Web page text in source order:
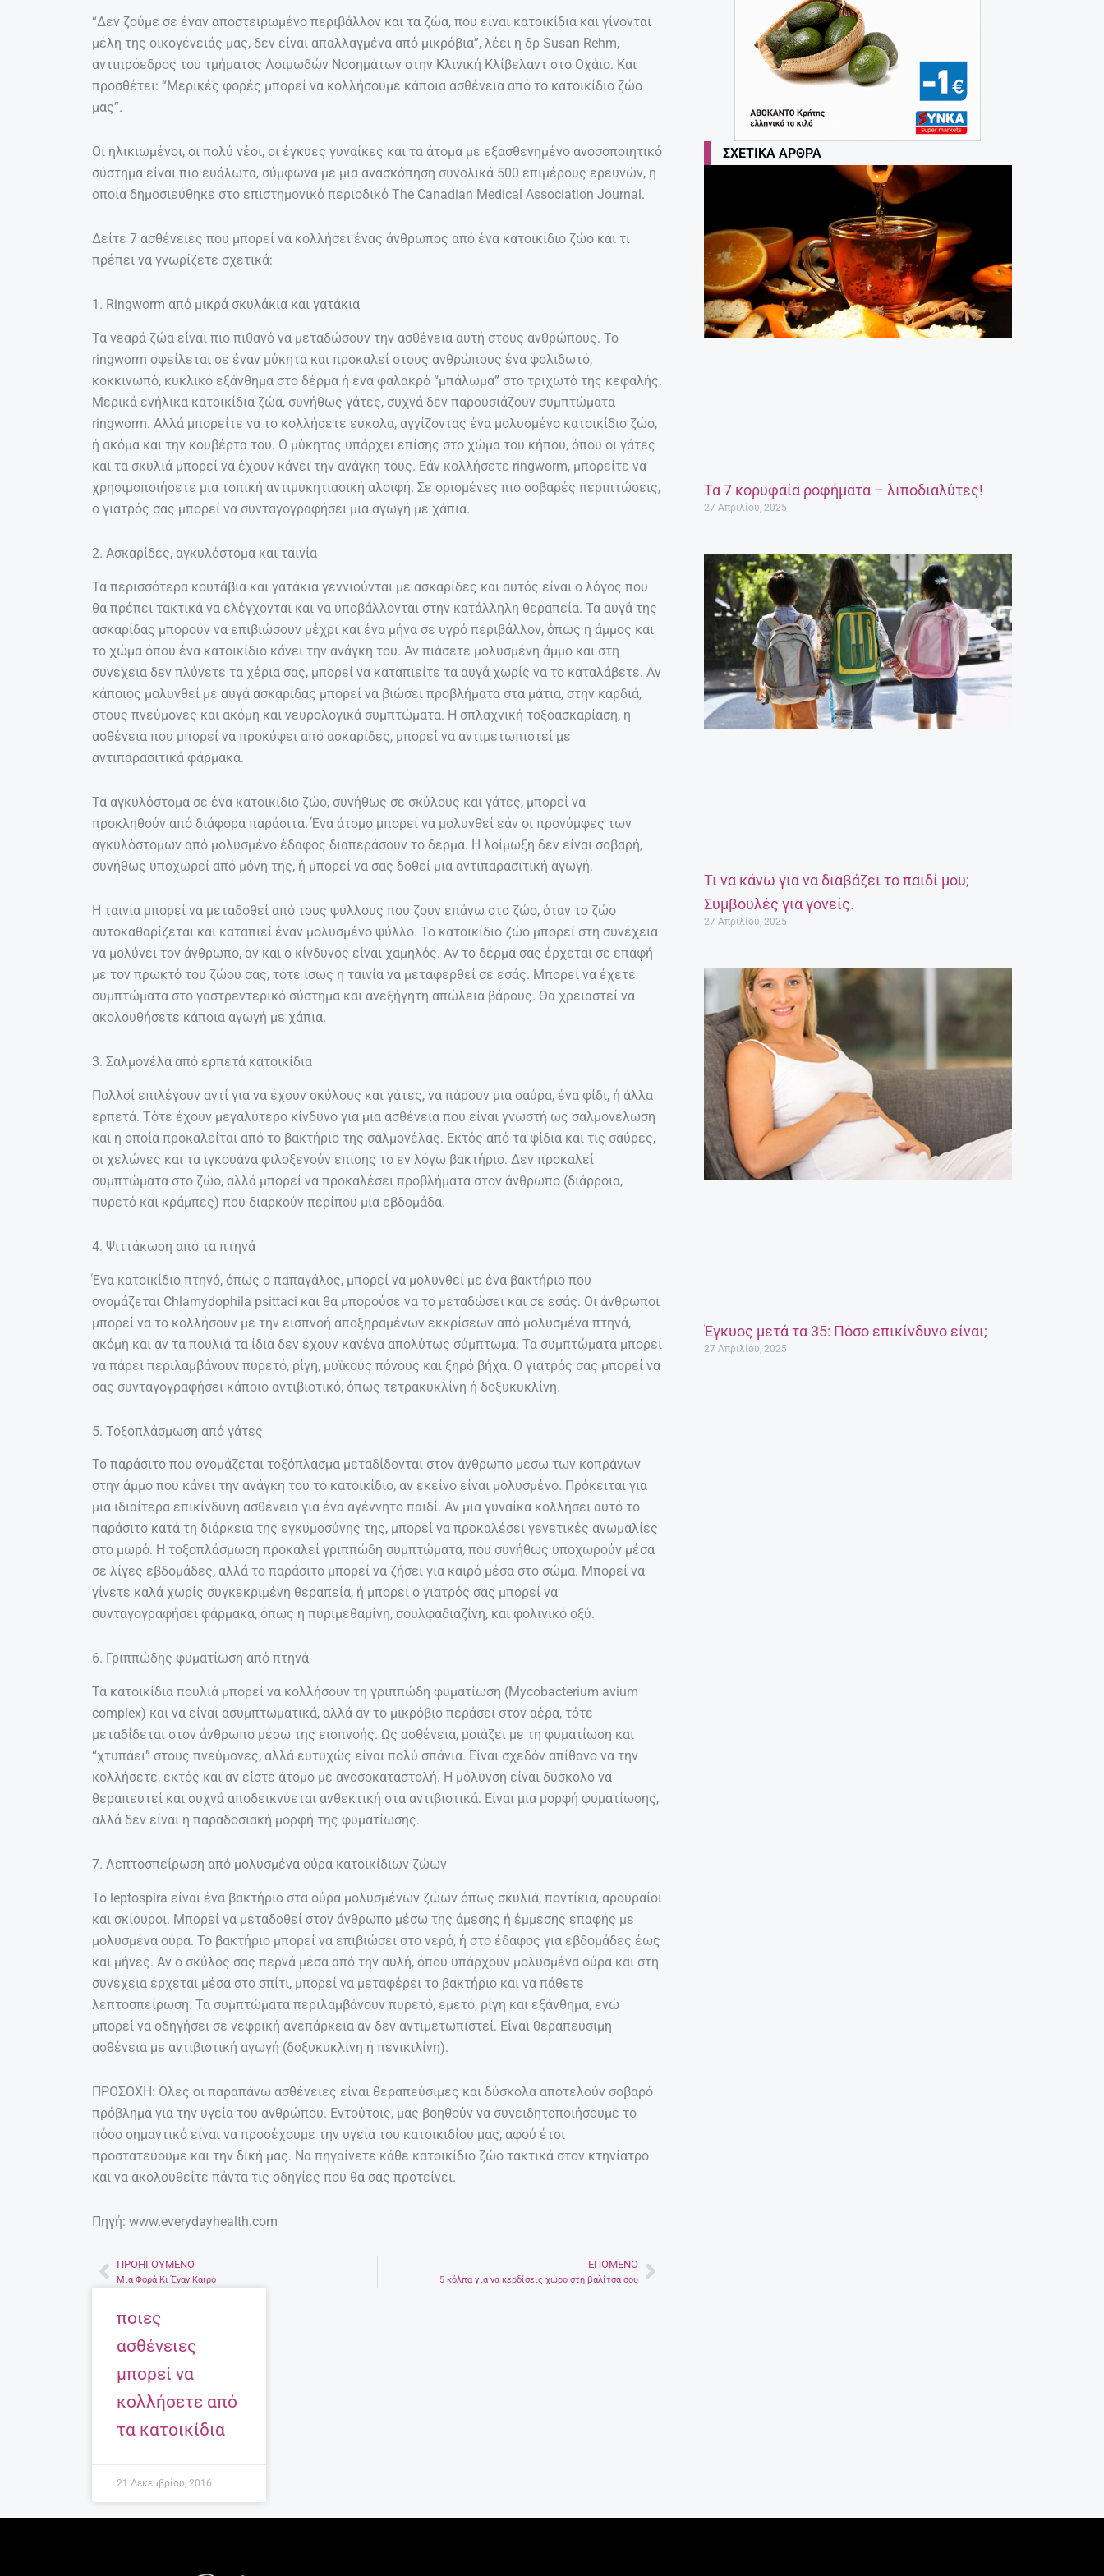
“Δεν ζούμε σε έναν αποστειρωμένο περιβάλλον και τα ζώα, που είναι κατοικίδια και γίνονται
μέλη της οικογένειάς μας, δεν είναι απαλλαγμένα από μικρόβια”, λέει η δρ Susan Rehm,
αντιπρόεδρος του τμήματος Λοιμωδών Νοσημάτων στην Κλινική Κλίβελαντ στο Οχάιο. Και
προσθέτει: “Μερικές φορές μπορεί να κολλήσουμε κάποια ασθένεια από το κατοικίδιο ζώο
μας”.
Οι ηλικιωμένοι, οι πολύ νέοι, οι έγκυες γυναίκες και τα άτομα με εξασθενημένο ανοσοποιητικό
σύστημα είναι πιο ευάλωτα, σύμφωνα με μια ανασκόπηση συνολικά 500 επιμέρους ερευνών, η
οποία δημοσιεύθηκε στο επιστημονικό περιοδικό The Canadian Medical Association Journal.
Δείτε 7 ασθένειες που μπορεί να κολλήσει ένας άνθρωπος από ένα κατοικίδιο ζώο και τι
πρέπει να γνωρίζετε σχετικά:
1. Ringworm από μικρά σκυλάκια και γατάκια
Τα νεαρά ζώα είναι πιο πιθανό να μεταδώσουν την ασθένεια αυτή στους ανθρώπους. Το
ringworm οφείλεται σε έναν μύκητα και προκαλεί στους ανθρώπους ένα φολιδωτό,
κοκκινωπό, κυκλικό εξάνθημα στο δέρμα ή ένα φαλακρό “μπάλωμα” στο τριχωτό της κεφαλής.
Μερικά ενήλικα κατοικίδια ζώα, συνήθως γάτες, συχνά δεν παρουσιάζουν συμπτώματα
ringworm. Αλλά μπορείτε να το κολλήσετε εύκολα, αγγίζοντας ένα μολυσμένο κατοικίδιο ζώο,
ή ακόμα και την κουβέρτα του. Ο μύκητας υπάρχει επίσης στο χώμα του κήπου, όπου οι γάτες
και τα σκυλιά μπορεί να έχουν κάνει την ανάγκη τους. Εάν κολλήσετε ringworm, μπορείτε να
χρησιμοποιήσετε μια τοπική αντιμυκητιασική αλοιφή. Σε ορισμένες πιο σοβαρές περιπτώσεις,
ο γιατρός σας μπορεί να συνταγογραφήσει μια αγωγή με χάπια.
2. Ασκαρίδες, αγκυλόστομα και ταινία
Τα περισσότερα κουτάβια και γατάκια γεννιούνται με ασκαρίδες και αυτός είναι ο λόγος που
θα πρέπει τακτικά να ελέγχονται και να υποβάλλονται στην κατάλληλη θεραπεία. Τα αυγά της
ασκαρίδας μπορούν να επιβιώσουν μέχρι και ένα μήνα σε υγρό περιβάλλον, όπως η άμμος και
το χώμα όπου ένα κατοικίδιο κάνει την ανάγκη του. Αν πιάσετε μολυσμένη άμμο και στη
συνέχεια δεν πλύνετε τα χέρια σας, μπορεί να καταπιείτε τα αυγά χωρίς να το καταλάβετε. Αν
κάποιος μολυνθεί με αυγά ασκαρίδας μπορεί να βιώσει προβλήματα στα μάτια, στην καρδιά,
στους πνεύμονες και ακόμη και νευρολογικά συμπτώματα. Η σπλαχνική τοξοασκαρίαση, η
ασθένεια που μπορεί να προκύψει από ασκαρίδες, μπορεί να αντιμετωπιστεί με
αντιπαρασιτικά φάρμακα.
Τα αγκυλόστομα σε ένα κατοικίδιο ζώο, συνήθως σε σκύλους και γάτες, μπορεί να
προκληθούν από διάφορα παράσιτα. Ένα άτομο μπορεί να μολυνθεί εάν οι προνύμφες των
αγκυλόστομων από μολυσμένο έδαφος διαπεράσουν το δέρμα. Η λοίμωξη δεν είναι σοβαρή,
συνήθως υποχωρεί από μόνη της, ή μπορεί να σας δοθεί μια αντιπαρασιτική αγωγή.
Η ταινία μπορεί να μεταδοθεί από τους ψύλλους που ζουν επάνω στο ζώο, όταν το ζώο
αυτοκαθαρίζεται και καταπιεί έναν μολυσμένο ψύλλο. Το κατοικίδιο ζώο μπορεί στη συνέχεια
να μολύνει τον άνθρωπο, αν και ο κίνδυνος είναι χαμηλός. Αν το δέρμα σας έρχεται σε επαφή
με τον πρωκτό του ζώου σας, τότε ίσως η ταινία να μεταφερθεί σε εσάς. Μπορεί να έχετε
συμπτώματα στο γαστρεντερικό σύστημα και ανεξήγητη απώλεια βάρους. Θα χρειαστεί να
ακολουθήσετε κάποια αγωγή με χάπια.
3. Σαλμονέλα από ερπετά κατοικίδια
Πολλοί επιλέγουν αντί για να έχουν σκύλους και γάτες, να πάρουν μια σαύρα, ένα φίδι, ή άλλα
ερπετά. Τότε έχουν μεγαλύτερο κίνδυνο για μια ασθένεια που είναι γνωστή ως σαλμονέλωση
και η οποία προκαλείται από το βακτήριο της σαλμονέλας. Εκτός από τα φίδια και τις σαύρες,
οι χελώνες και τα ιγκουάνα φιλοξενούν επίσης το εν λόγω βακτήριο. Δεν προκαλεί
συμπτώματα στο ζώο, αλλά μπορεί να προκαλέσει προβλήματα στον άνθρωπο (διάρροια,
πυρετό και κράμπες) που διαρκούν περίπου μία εβδομάδα.
4. Ψιττάκωση από τα πτηνά
Ένα κατοικίδιο πτηνό, όπως ο παπαγάλος, μπορεί να μολυνθεί με ένα βακτήριο που
ονομάζεται Chlamydophila psittaci και θα μπορούσε να το μεταδώσει και σε εσάς. Οι άνθρωποι
μπορεί να το κολλήσουν με την εισπνοή αποξηραμένων εκκρίσεων από μολυσμένα πτηνά,
ακόμη και αν τα πουλιά τα ίδια δεν έχουν κανένα απολύτως σύμπτωμα. Τα συμπτώματα μπορεί
να πάρει περιλαμβάνουν πυρετό, ρίγη, μυϊκούς πόνους και ξηρό βήχα. Ο γιατρός σας μπορεί να
σας συνταγογραφήσει κάποιο αντιβιοτικό, όπως τετρακυκλίνη ή δοξυκυκλίνη.
5. Τοξοπλάσμωση από γάτες
Το παράσιτο που ονομάζεται τοξόπλασμα μεταδίδονται στον άνθρωπο μέσω των κοπράνων
στην άμμο που κάνει την ανάγκη του το κατοικίδιο, αν εκείνο είναι μολυσμένο. Πρόκειται για
μια ιδιαίτερα επικίνδυνη ασθένεια για ένα αγέννητο παιδί. Αν μια γυναίκα κολλήσει αυτό το
παράσιτο κατά τη διάρκεια της εγκυμοσύνης της, μπορεί να προκαλέσει γενετικές ανωμαλίες
στο μωρό. Η τοξοπλάσμωση προκαλεί γριππώδη συμπτώματα, που συνήθως υποχωρούν μέσα
σε λίγες εβδομάδες, αλλά το παράσιτο μπορεί να ζήσει για καιρό μέσα στο σώμα. Μπορεί να
γίνετε καλά χωρίς συγκεκριμένη θεραπεία, ή μπορεί ο γιατρός σας μπορεί να
συνταγογραφήσει φάρμακα, όπως η πυριμεθαμίνη, σουλφαδιαζίνη, και φολινικό οξύ.
6. Γριππώδης φυματίωση από πτηνά
Τα κατοικίδια πουλιά μπορεί να κολλήσουν τη γριππώδη φυματίωση (Mycobacterium avium
complex) και να είναι ασυμπτωματικά, αλλά αν το μικρόβιο περάσει στον αέρα, τότε
μεταδίδεται στον άνθρωπο μέσω της εισπνοής. Ως ασθένεια, μοιάζει με τη φυματίωση και
“χτυπάει” στους πνεύμονες, αλλά ευτυχώς είναι πολύ σπάνια. Είναι σχεδόν απίθανο να την
κολλήσετε, εκτός και αν είστε άτομο με ανοσοκαταστολή. Η μόλυνση είναι δύσκολο να
θεραπευτεί και συχνά αποδεικνύεται ανθεκτική στα αντιβιοτικά. Είναι μια μορφή φυματίωσης,
αλλά δεν είναι η παραδοσιακή μορφή της φυματίωσης.
7. Λεπτοσπείρωση από μολυσμένα ούρα κατοικίδιων ζώων
Το leptospira είναι ένα βακτήριο στα ούρα μολυσμένων ζώων όπως σκυλιά, ποντίκια, αρουραίοι
και σκίουροι. Μπορεί να μεταδοθεί στον άνθρωπο μέσω της άμεσης ή έμμεσης επαφής με
μολυσμένα ούρα. Το βακτήριο μπορεί να επιβιώσει στο νερό, ή στο έδαφος για εβδομάδες έως
και μήνες. Αν ο σκύλος σας περνά μέσα από την αυλή, όπου υπάρχουν μολυσμένα ούρα και στη
συνέχεια έρχεται μέσα στο σπίτι, μπορεί να μεταφέρει το βακτήριο και να πάθετε
λεπτοσπείρωση. Τα συμπτώματα περιλαμβάνουν πυρετό, εμετό, ρίγη και εξάνθημα, ενώ
μπορεί να οδηγήσει σε νεφρική ανεπάρκεια αν δεν αντιμετωπιστεί. Είναι θεραπεύσιμη
ασθένεια με αντιβιοτική αγωγή (δοξυκυκλίνη ή πενικιλίνη).
ΠΡΟΣΟΧΗ: Όλες οι παραπάνω ασθένειες είναι θεραπεύσιμες και δύσκολα αποτελούν σοβαρό
πρόβλημα για την υγεία του ανθρώπου. Εντούτοις, μας βοηθούν να συνειδητοποιήσουμε το
πόσο σημαντικό είναι να προσέχουμε την υγεία του κατοικιδίου μας, αφού έτσι
προστατεύουμε και την δική μας. Να πηγαίνετε κάθε κατοικίδιο ζώο τακτικά στον κτηνίατρο
και να ακολουθείτε πάντα τις οδηγίες που θα σας προτείνει.
Πηγή: www.everydayhealth.com
Prev
ΠΡΟΗΓΟΎΜΕΝΟ
Μια Φορά Κι Έναν Καιρό
ΕΠΌΜΕΝΟ
5 κόλπα για να κερδίσεις χώρο στη βαλίτσα σουNext
ποιες
ασθένειες
μπορεί να
κολλήσετε από
τα κατοικίδια
21 Δεκεμβρίου, 2016
ΣΧΕΤΙΚΆ ΆΡΘΡΑ
Τα 7 κορυφαία ροφήματα – λιποδιαλύτες!
27 Απριλίου, 2025
Τι να κάνω για να διαβάζει το παιδί μου;
Συμβουλές για γονείς.
27 Απριλίου, 2025
Έγκυος μετά τα 35: Πόσο επικίνδυνο είναι;
27 Απριλίου, 2025